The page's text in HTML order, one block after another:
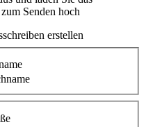
Senden hoch
erstellen